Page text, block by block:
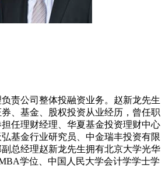
责公司整体投融资业务。赵新龙先生
、基金、股权投资从业经历，曾任职
任理财经理、华夏基金投资理财中心
基金行业研究员、中金瑞丰投资有限
总经理赵新龙先生拥有北京大学光华
学位、中国人民大学会计学学士学